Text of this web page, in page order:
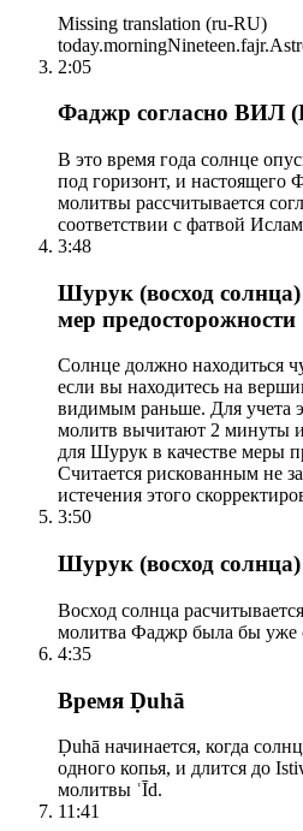
Missing translation (ru-RU)
2:05
Фаджр согласно ВИЛ
В это время года солнце
под горизонт, и настоящего
молитвы рассчитывается
соответствии с фатвой
3:48
Шурук (восход
мер предосторожности
Солнце должно находиться
если вы находитесь на
видимым раньше. Для учета
молитв вычитают 2 минуты
для Шурук в качестве меры
Считается рискованным не
истечения этого
3:50
Шурук (восход солнца)
Восход солнца
молитва Фаджр была бы уже
4:35
Время Ḍuhā
Ḍuhā начинается, когда
одного копья, и длится до
молитвы ʿĪd.
11:41